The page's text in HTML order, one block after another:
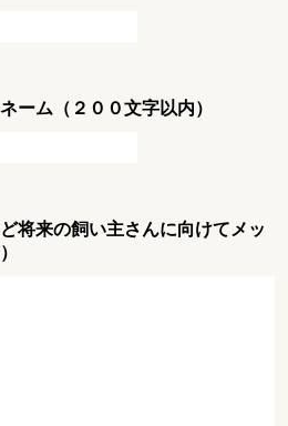
ーム（２００文字以内）
将来の飼い主さんに向けてメッ